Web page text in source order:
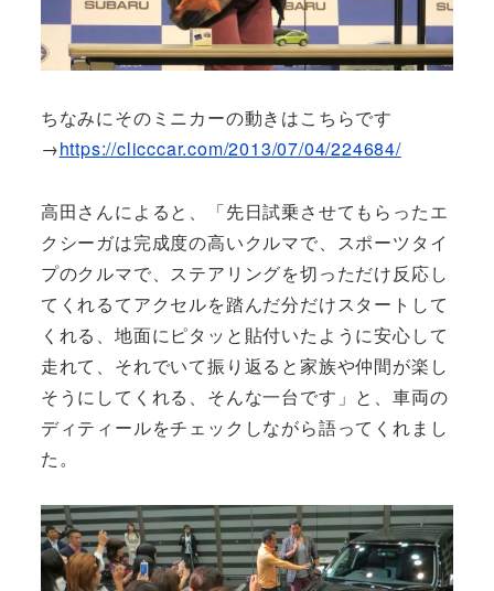
ちなみにそのミニカーの動きはこちらです
→https://clicccar.com/2013/07/04/224684/
高田さんによると、「先日試乗させてもらったエ
クシーガは完成度の高いクルマで、スポーツタイ
プのクルマで、ステアリングを切っただけ反応し
てくれるてアクセルを踏んだ分だけスタートして
くれる、地面にピタッと貼付いたように安心して
走れて、それでいて振り返ると家族や仲間が楽し
そうにしてくれる、そんな一台です」と、車両の
ディティールをチェックしながら語ってくれまし
た。